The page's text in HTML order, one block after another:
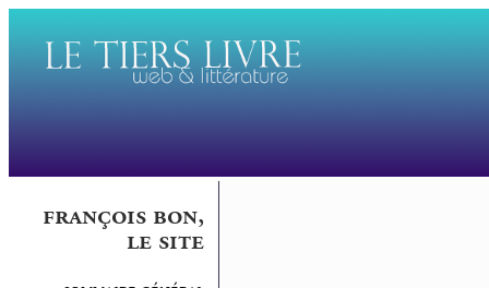
françois bon,
le site